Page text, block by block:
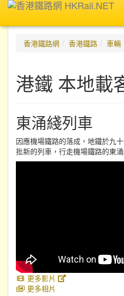
香港鐵路網
香港鐵路 車輛
港鐵 本地載
東涌綫列車
因應機場鐵路的落成，地鐵於九
批新的列車，行走機場鐵路的東涌
更多影片
更多相片